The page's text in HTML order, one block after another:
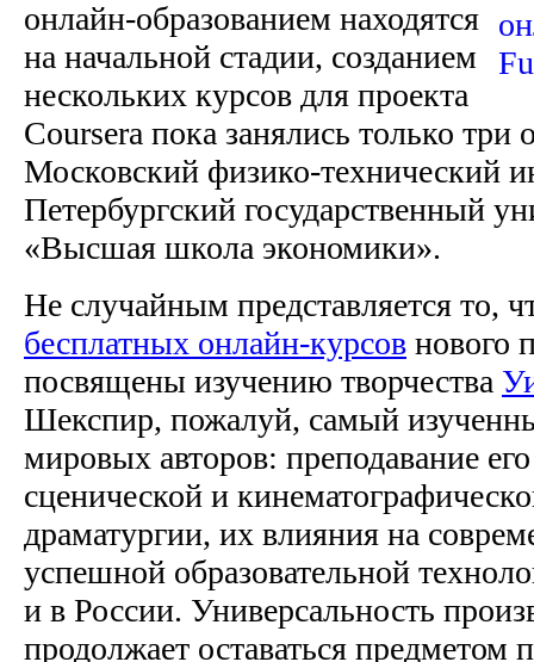
онлайн-образованием находятся
на начальной стадии, созданием
нескольких курсов для проекта
Coursera пока занялись только три
Московский физико-технический
Петербургский государственный
«Высшая школа экономики».
Не случайным представляется то,
бесплатных онлайн-курсов нового
посвящены изучению творчества
Шекспир, пожалуй, самый
мировых авторов: преподавание
сценической и
драматургии, их влияния на
успешной образовательной
и в России. Универсальность
продолжает оставаться предметом